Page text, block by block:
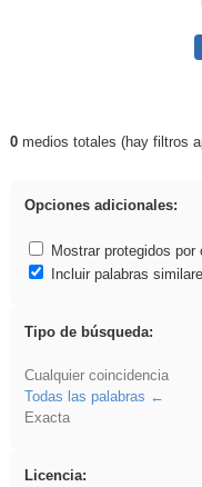
Resultados de:
0medios totales (hay filtros
Opciones adicionales:
Mostrar protegidos por
Incluir palabras
Tipo de búsqueda:
Cualquier coincidencia
Todas las palabras
Exacta
Licencia: